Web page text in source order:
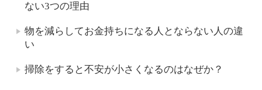
ない3つの理由
物を減らしてお金持ちになる人とならない人の違
い
掃除をすると不安が小さくなるのはなぜか？